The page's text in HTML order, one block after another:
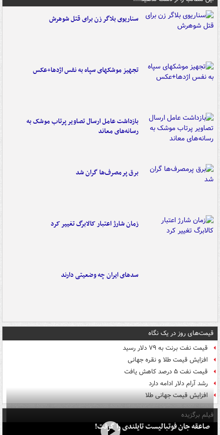
سناریوی بلاگر زن برای قتل شوهرش
تجهیز موشکهای سپاه به نفس اژدها+عکس
بازداشت عامل ارسال تصاویر پرتاب موشک به
رسانه‌های معاند
برق پرمصرف‌ها گران شد
زمان شارژ اعتبار کالابرگ تغییر کرد
سدهای ایران چه وضعیتی دارند
قیمت‌های روز در یک نگاه
قیمت نفت برنت به ۷۹ دلار رسید
افزایش قیمت طلا و نقره جهانی
قیمت نفت ۵ درصد کاهش یافت
رشد آرام دلار ادامه دارد
افزایش قیمت جهانی طلا
فیلم برگزیده
صاعقه جان فوتبالیست تایلندی را گرفت!